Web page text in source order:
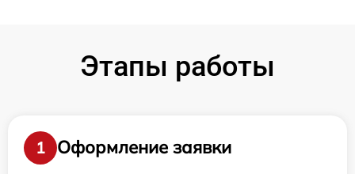
Этапы работы
1
Оформление заявки